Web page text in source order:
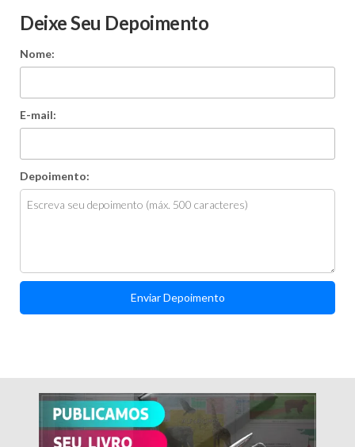
Deixe Seu Depoimento
Nome:
E-mail:
Depoimento:
Enviar Depoimento